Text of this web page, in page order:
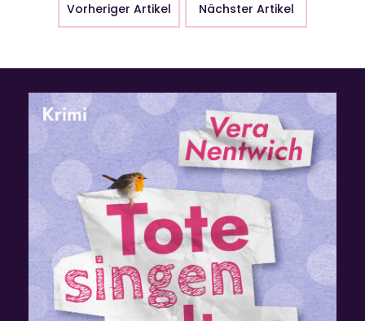
Vorheriger Artikel Nächster Artikel